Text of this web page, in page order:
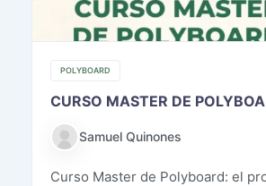
POLYBOARD
CURSO MASTER DE
Samuel Quinones
Curso Master de Polyboard: el